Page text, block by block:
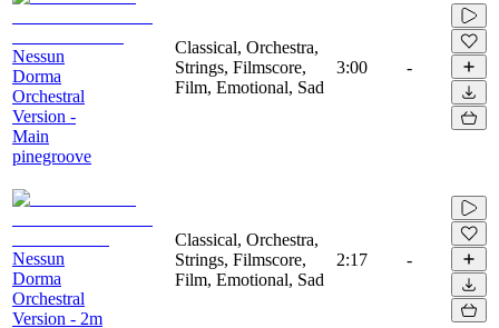
Nessun
Dorma
Orchestral
Version -
Main
pinegroove
Classical, Orchestra,
Strings, Filmscore,
Film, Emotional, Sad
3:00 -
Nessun
Dorma
Orchestral
Version - 2m
Classical, Orchestra,
Strings, Filmscore,
Film, Emotional, Sad
2:17 -